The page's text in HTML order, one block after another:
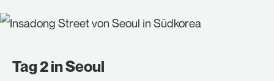
Tag 2 in Seoul